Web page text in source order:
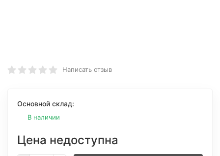
Написать отзыв
Основной склад:
В наличии
Цена недоступна